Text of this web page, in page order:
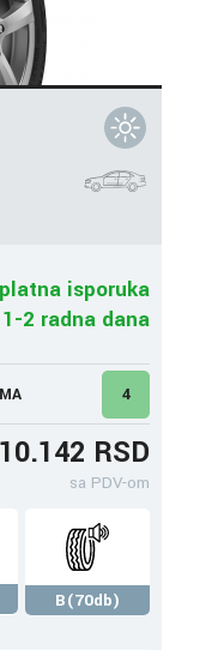
isporuka
1-2 radna dana
4
10.142 RSD
sa PDV-om
B(70db)